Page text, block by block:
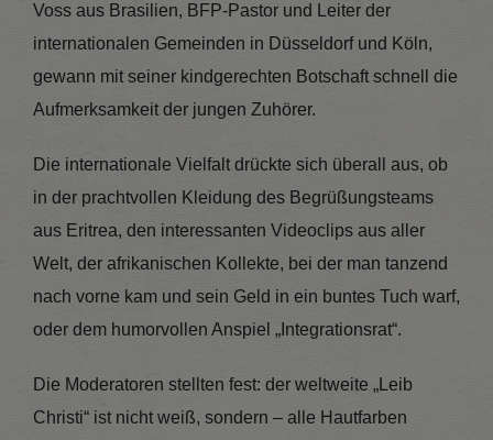
Voss aus Brasilien, BFP-Pastor und Leiter der
internationalen Gemeinden in Düsseldorf und Köln,
gewann mit seiner kindgerechten Botschaft schnell die
Aufmerksamkeit der jungen Zuhörer.
Die internationale Vielfalt drückte sich überall aus, ob
in der prachtvollen Kleidung des Begrüßungsteams
aus Eritrea, den interessanten Videoclips aus aller
Welt, der afrikanischen Kollekte, bei der man tanzend
nach vorne kam und sein Geld in ein buntes Tuch warf,
oder dem humorvollen Anspiel „Integrationsrat“.
Die Moderatoren stellten fest: der weltweite „Leib
Christi“ ist nicht weiß, sondern – alle Hautfarben